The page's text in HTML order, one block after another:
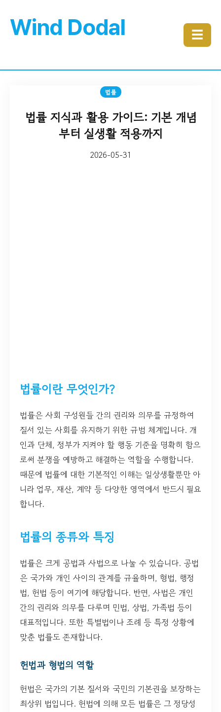
Wind Dodal ☰
법률
법률 지식과 활용 가이드: 기본 개념
부터 실생활 적용까지
2026-05-31
법률이란 무엇인가?
법률은 사회 구성원들 간의 권리와 의무를 규정하여
질서 있는 사회를 유지하기 위한 규범 체계입니다. 개
인과 단체, 정부가 지켜야 할 행동 기준을 명확히 함으
로써 분쟁을 예방하고 해결하는 역할을 수행합니다.
때문에 법률에 대한 기본적인 이해는 일상생활뿐만 아
니라 업무, 재산, 계약 등 다양한 영역에서 반드시 필요
합니다.
법률의 종류와 특징
법률은 크게 공법과 사법으로 나눌 수 있습니다. 공법
은 국가와 개인 사이의 관계를 규율하며, 형법, 행정
법, 헌법 등이 여기에 해당합니다. 반면, 사법은 개인
간의 권리와 의무를 다루며 민법, 상법, 가족법 등이
대표적입니다. 또한 특별법이나 조례 등 특정 상황에
맞춘 법률도 존재합니다.
헌법과 형법의 역할
헌법은 국가의 기본 질서와 국민의 기본권을 보장하는
최상위 법입니다. 헌법에 의해 모든 법률은 그 정당성